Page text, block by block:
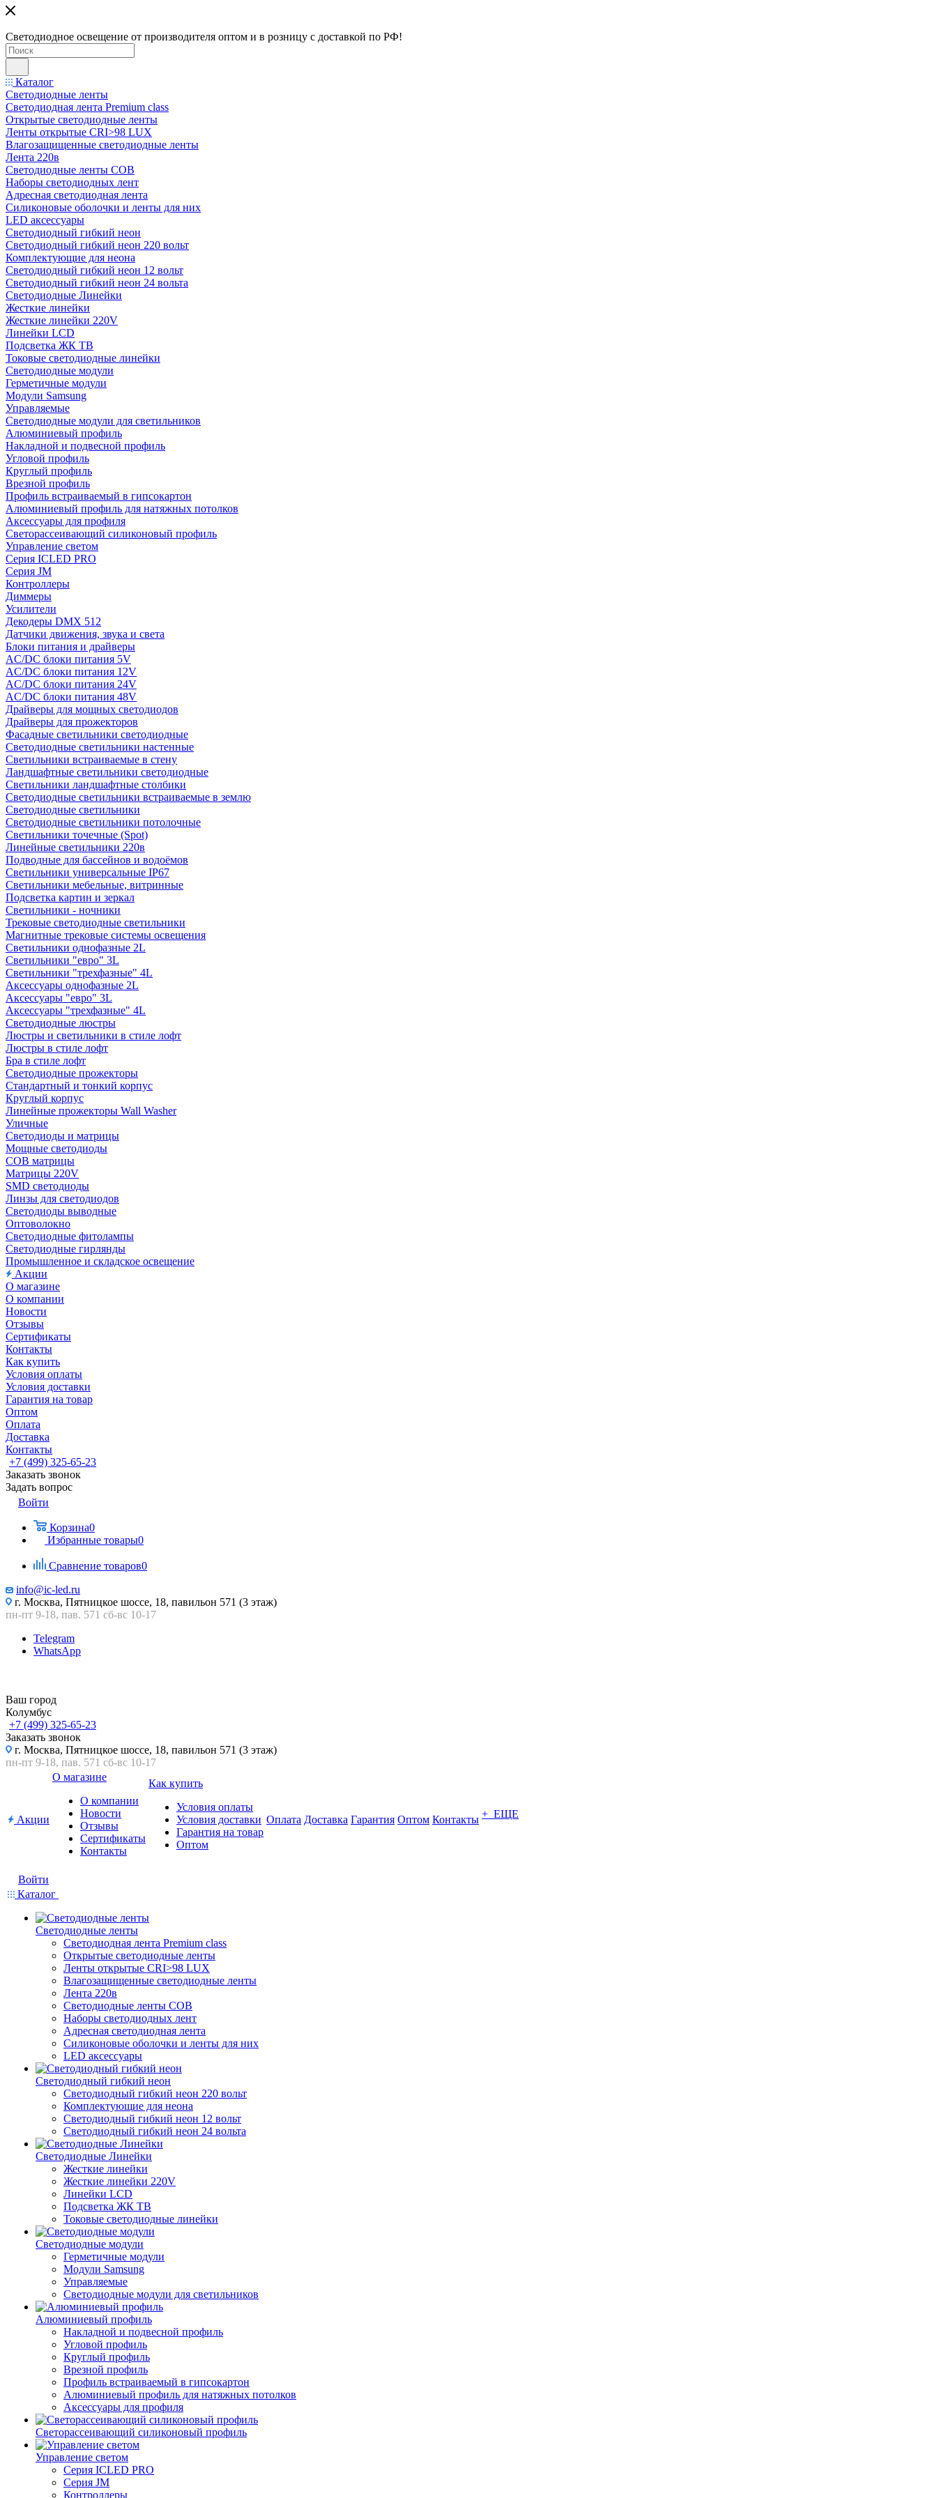
Светодиодное освещение от производителя оптом и в розницу с доставкой по РФ!
Каталог
Светодиодные ленты
Светодиодная лента Premium class
Открытые светодиодные ленты
Ленты открытые CRI>98 LUX
Влагозащищенные светодиодные ленты
Лента 220в
Светодиодные ленты COB
Наборы светодиодных лент
Адресная светодиодная лента
Силиконовые оболочки и ленты для них
LED аксессуары
Светодиодный гибкий неон
Светодиодный гибкий неон 220 вольт
Комплектующие для неона
Светодиодный гибкий неон 12 вольт
Светодиодный гибкий неон 24 вольта
Светодиодные Линейки
Жесткие линейки
Жесткие линейки 220V
Линейки LCD
Подсветка ЖК ТВ
Токовые светодиодные линейки
Светодиодные модули
Герметичные модули
Модули Samsung
Управляемые
Светодиодные модули для светильников
Алюминиевый профиль
Накладной и подвесной профиль
Угловой профиль
Круглый профиль
Врезной профиль
Профиль встраиваемый в гипсокартон
Алюминиевый профиль для натяжных потолков
Аксессуары для профиля
Светорассеивающий силиконовый профиль
Управление светом
Серия ICLED PRO
Серия JM
Контроллеры
Диммеры
Усилители
Декодеры DMX 512
Датчики движения, звука и света
Блоки питания и драйверы
AC/DC блоки питания 5V
AC/DC блоки питания 12V
AC/DC блоки питания 24V
AC/DC блоки питания 48V
Драйверы для мощных светодиодов
Драйверы для прожекторов
Фасадные светильники светодиодные
Светодиодные светильники настенные
Светильники встраиваемые в стену
Ландшафтные светильники светодиодные
Светильники ландшафтные столбики
Светодиодные светильники встраиваемые в землю
Светодиодные светильники
Светодиодные светильники потолочные
Светильники точечные (Spot)
Линейные светильники 220в
Подводные для бассейнов и водоёмов
Светильники универсальные IP67
Светильники мебельные, витринные
Подсветка картин и зеркал
Светильники - ночники
Трековые светодиодные светильники
Магнитные трековые системы освещения
Светильники однофазные 2L
Светильники "евро" 3L
Светильники "трехфазные" 4L
Аксессуары однофазные 2L
Аксессуары "евро" 3L
Аксессуары "трехфазные" 4L
Светодиодные люстры
Люстры и светильники в стиле лофт
Люстры в стиле лофт
Бра в стиле лофт
Светодиодные прожекторы
Стандартный и тонкий корпус
Круглый корпус
Линейные прожекторы Wall Washer
Уличные
Светодиоды и матрицы
Мощные светодиоды
COB матрицы
Матрицы 220V
SMD светодиоды
Линзы для светодиодов
Светодиоды выводные
Оптоволокно
Светодиодные фитолампы
Светодиодные гирлянды
Промышленное и складское освещение
Акции
О магазине
О компании
Новости
Отзывы
Сертификаты
Контакты
Как купить
Условия оплаты
Условия доставки
Гарантия на товар
Оптом
Оплата
Доставка
Контакты
+7 (499) 325-65-23
Заказать звонок
Задать вопрос
Войти
Корзина0
Избранные товары0
Сравнение товаров0
info@ic-led.ru
г. Москва, Пятницкое шоссе, 18, павильон 571 (3 этаж)
пн-пт 9-18, пав. 571 сб-вс 10-17
Telegram
WhatsApp
Ваш город
Колумбус
+7 (499) 325-65-23
Заказать звонок
г. Москва, Пятницкое шоссе, 18, павильон 571 (3 этаж)
пн-пт 9-18, пав. 571 сб-вс 10-17
Акции
О магазине
О компании
Новости
Отзывы
Сертификаты
Контакты
Как купить
Условия оплаты
Условия доставки
Гарантия на товар
Оптом
Оплата Доставка Гарантия Оптом Контакты + ЕЩЕ
Войти
Каталог
Светодиодные ленты
Светодиодная лента Premium class
Открытые светодиодные ленты
Ленты открытые CRI>98 LUX
Влагозащищенные светодиодные ленты
Лента 220в
Светодиодные ленты COB
Наборы светодиодных лент
Адресная светодиодная лента
Силиконовые оболочки и ленты для них
LED аксессуары
Светодиодный гибкий неон
Светодиодный гибкий неон 220 вольт
Комплектующие для неона
Светодиодный гибкий неон 12 вольт
Светодиодный гибкий неон 24 вольта
Светодиодные Линейки
Жесткие линейки
Жесткие линейки 220V
Линейки LCD
Подсветка ЖК ТВ
Токовые светодиодные линейки
Светодиодные модули
Герметичные модули
Модули Samsung
Управляемые
Светодиодные модули для светильников
Алюминиевый профиль
Накладной и подвесной профиль
Угловой профиль
Круглый профиль
Врезной профиль
Профиль встраиваемый в гипсокартон
Алюминиевый профиль для натяжных потолков
Аксессуары для профиля
Светорассеивающий силиконовый профиль
Управление светом
Серия ICLED PRO
Серия JM
Контроллеры